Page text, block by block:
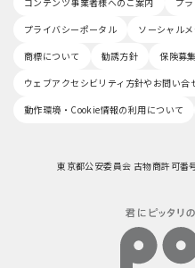
プライバシーポータル
ソーシャル
商標について
勧誘方針
保険募
ウェブアクセシビリティ方針やお問い合
動作環境・Cookie情報の利用について
東京都公安委員会 古物商許可